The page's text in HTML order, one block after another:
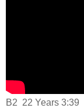
B2 22 Years 3:39